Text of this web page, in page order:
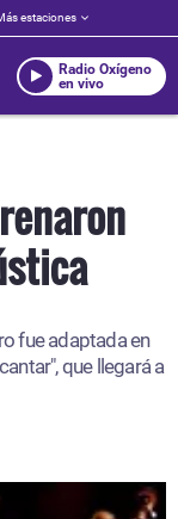
estaciones
Radio Oxígeno
en vivo
fue adaptada en
que llegará a